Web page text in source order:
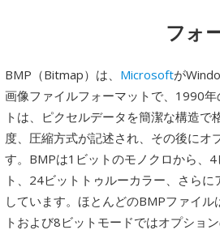
フォ
BMP（Bitmap）は、 Microsoftが
画像ファイルフォーマットで、1990
トは、ピクセルデータを簡潔な構造
度、圧縮方式が記述され、その後にオ
す。BMPは1ビットのモノクロから、
ト、24ビットトゥルーカラー、さら
しています。ほとんどのBMPファイ
トおよび8ビットモードではオプショ